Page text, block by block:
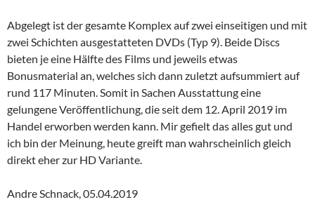
Abgelegt ist der gesamte Komplex auf zwei einseitigen und mit
zwei Schichten ausgestatteten DVDs (Typ 9). Beide Discs
bieten je eine Hälfte des Films und jeweils etwas
Bonusmaterial an, welches sich dann zuletzt aufsummiert auf
rund 117 Minuten. Somit in Sachen Ausstattung eine
gelungene Veröffentlichung, die seit dem 12. April 2019 im
Handel erworben werden kann. Mir gefielt das alles gut und
ich bin der Meinung, heute greift man wahrscheinlich gleich
direkt eher zur HD Variante.
Andre Schnack, 05.04.2019